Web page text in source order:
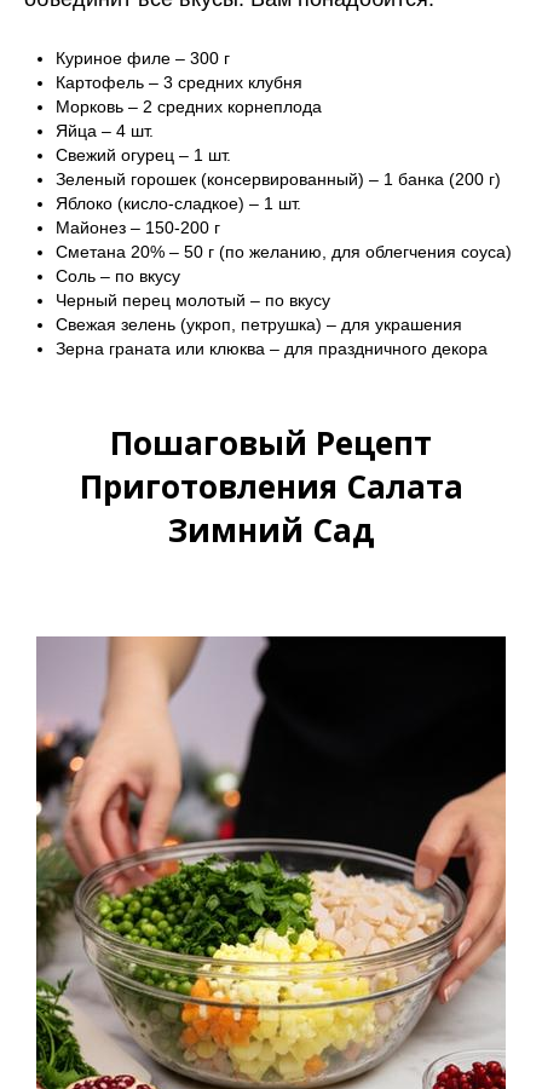
Куриное филе – 300 г
Картофель – 3 средних клубня
Морковь – 2 средних корнеплода
Яйца – 4 шт.
Свежий огурец – 1 шт.
Зеленый горошек (консервированный) – 1 банка (200 г)
Яблоко (кисло-сладкое) – 1 шт.
Майонез – 150-200 г
Сметана 20% – 50 г (по желанию, для облегчения соуса)
Соль – по вкусу
Черный перец молотый – по вкусу
Свежая зелень (укроп, петрушка) – для украшения
Зерна граната или клюква – для праздничного декора
Пошаговый Рецепт
Приготовления Салата
Зимний Сад